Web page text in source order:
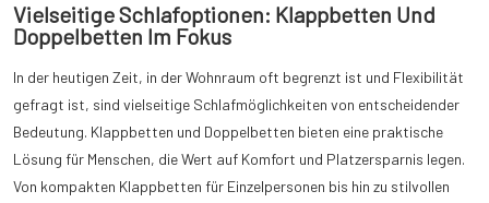
Vielseitige Schlafoptionen: Klappbetten Und
Doppelbetten Im Fokus
In der heutigen Zeit, in der Wohnraum oft begrenzt ist und Flexibilität
gefragt ist, sind vielseitige Schlafmöglichkeiten von entscheidender
Bedeutung. Klappbetten und Doppelbetten bieten eine praktische
Lösung für Menschen, die Wert auf Komfort und Platzersparnis legen.
Von kompakten Klappbetten für Einzelpersonen bis hin zu stilvollen